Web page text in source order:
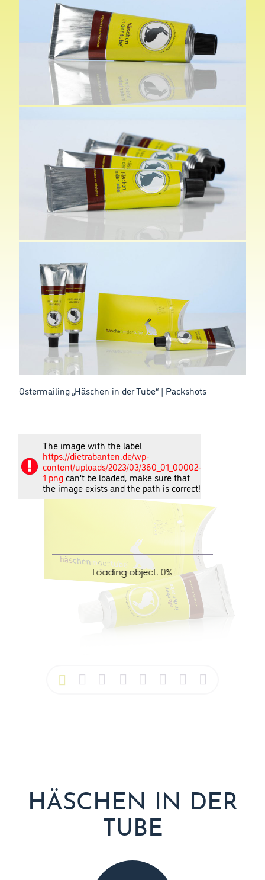
Ostermailing „Häschen in der Tube“ | Packshots
Loading object: 0%
The image with the label
https://dietrabanten.de/wp-
content/uploads/2023/03/360_01_00002-
1.png can't be loaded, make sure that
the image exists and the path is correct!
HÄSCHEN IN DER
TUBE